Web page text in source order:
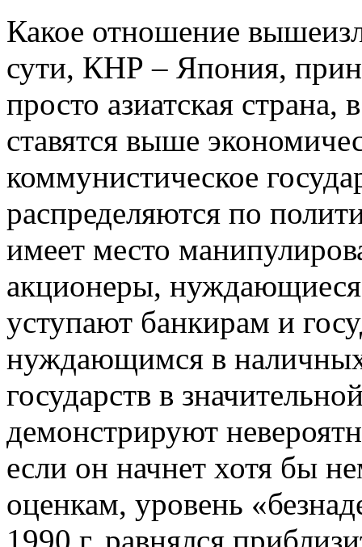
Какое отношение
сути, КНР – Япония,
просто азиатская страна,
ставятся выше
коммунистическое
распределяются по
имеет место
акционеры,
уступают банкирам и
нуждающимся в
государств в
демонстрируют
если он начнет хотя бы
оценкам, уровень
1990 г. равнялся